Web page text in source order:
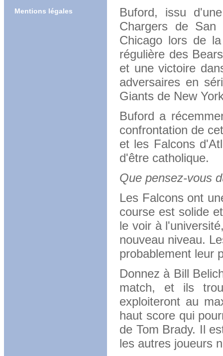
Mentions légales
Buford, issu
Chargers de
Chicago lors de
régulière des
et une victoire
adversaires en
Giants de New
Buford a
confrontation de
et les Falcons
d'être catholique.
Que pensez-vous
Les Falcons ont
course est solide
le voir à
nouveau niveau.
probablement leur
Donnez à Bill
match, et ils
exploiteront au
haut score qui
de Tom Brady. Il
les autres joueurs